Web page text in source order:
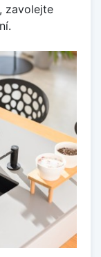
zavolejte